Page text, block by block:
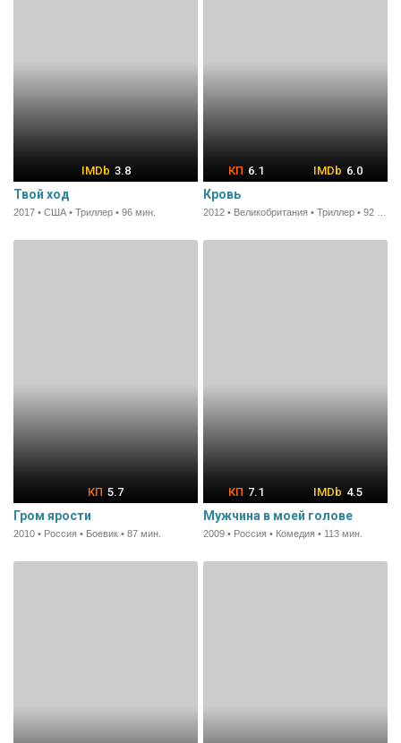
3.8
Твой ход
2017 • США • Триллер • 96 мин.
6.1 6.0
Кровь
5.7
Гром ярости
2010 • Россия • Боевик • 87 мин.
7.1 4.5
Мужчина в моей голове
2009 • Россия • Комедия • 113 мин.